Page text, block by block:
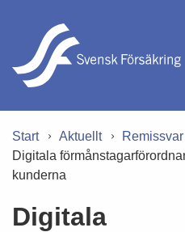
Start Aktuellt Remissvar
Digitala
kunderna
Digitala